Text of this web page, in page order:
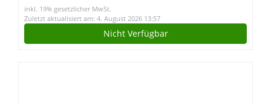
inkl. 19% gesetzlicher MwSt.
Zuletzt aktualisiert am: 4. August 2026 13:57
Nicht Verfügbar